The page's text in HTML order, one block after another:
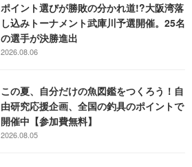
ポイント選びが勝敗の分かれ道!?大阪湾落
し込みトーナメント武庫川予選開催。25名
の選手が決勝進出
2026.08.06
この夏、自分だけの魚図鑑をつくろう！自
由研究応援企画、全国の釣具のポイントで
開催中【参加費無料】
2026.08.05